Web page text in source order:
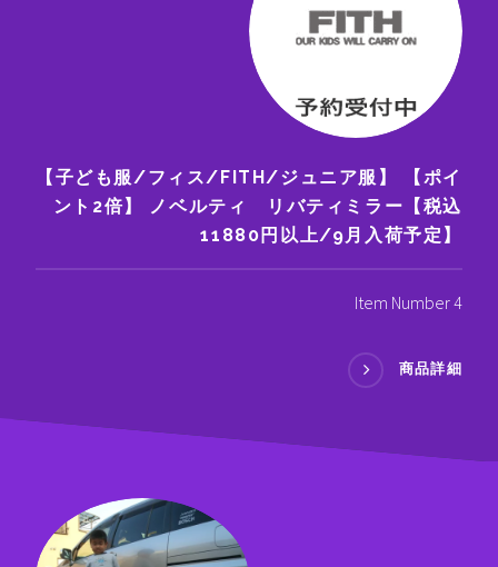
【子ども服/フィス/FITH/ジュニア服】 【ポイ
ント2倍】 ノベルティ リバティミラー【税込
11880円以上/9月入荷予定】
Item Number 4
商品詳細